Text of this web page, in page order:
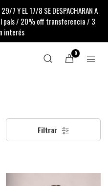
29/7 Y EL 17/8 SE DESPACHARAN A
país / 20% off transferencia / 3
interés
0
Filtrar